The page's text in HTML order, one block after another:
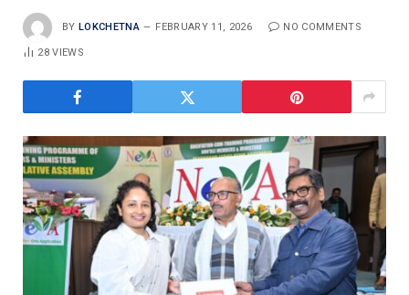
BY LOKCHETNA FEBRUARY 11, 2026 NO COMMENTS
28VIEWS